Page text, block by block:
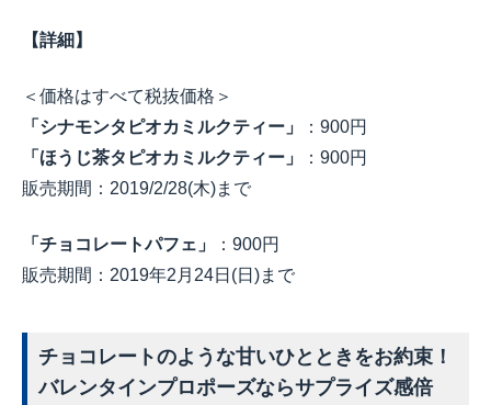
【詳細】
＜価格はすべて税抜価格＞
「シナモンタピオカミルクティー」
： 900円
「ほうじ茶タピオカミルクティー」
： 900円
販売期間： 2019/2/28(木)まで
「チョコレートパフェ」 ： 900円
販売期間： 2019年2 月 24日 (日 )まで
チョコレートのような甘いひとときをお約束！
バレンタインプロポーズならサプライズ感倍